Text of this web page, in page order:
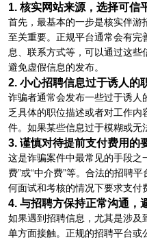
1. 核实网站来源，选择可信
首先，最基本的一步是核实伴
至关重要。正规平台通常会有
息、联系方式等，可以通过这
避免虚假信息的发布。
2. 小心招聘信息过于诱人的
诈骗者通常会发布一些过于诱
乏具体的职位描述或者对工作
件。如果某些信息过于模糊或无
3. 谨慎对待提前支付费用的
这是诈骗案件中最常见的手段之
费”或“中介费”等。合法的招聘
何面试和考核的情况下要求支
4. 与招聘方保持正常沟通，
如果遇到招聘信息，尤其是涉
单方面接触。正规的招聘平台